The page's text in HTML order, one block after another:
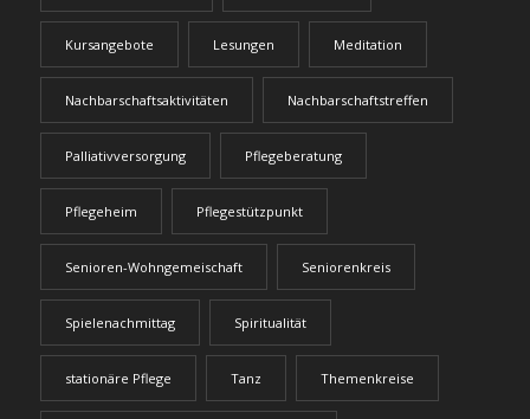
Kursangebote Lesungen Meditation
Nachbarschaftsaktivitäten Nachbarschaftstreffen
Palliativversorgung Pflegeberatung
Pflegeheim Pflegestützpunkt
Senioren-Wohngemeischaft Seniorenkreis
Spielenachmittag Spiritualität
stationäre Pflege Tanz Themenkreise